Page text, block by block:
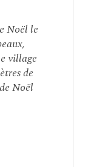
Noël le
village
de
Noël